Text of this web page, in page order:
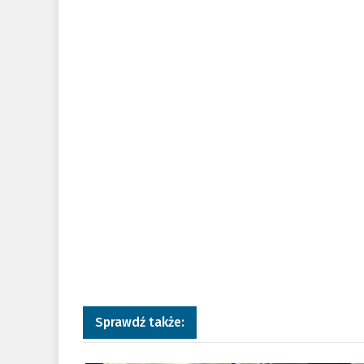
Sprawdź także: